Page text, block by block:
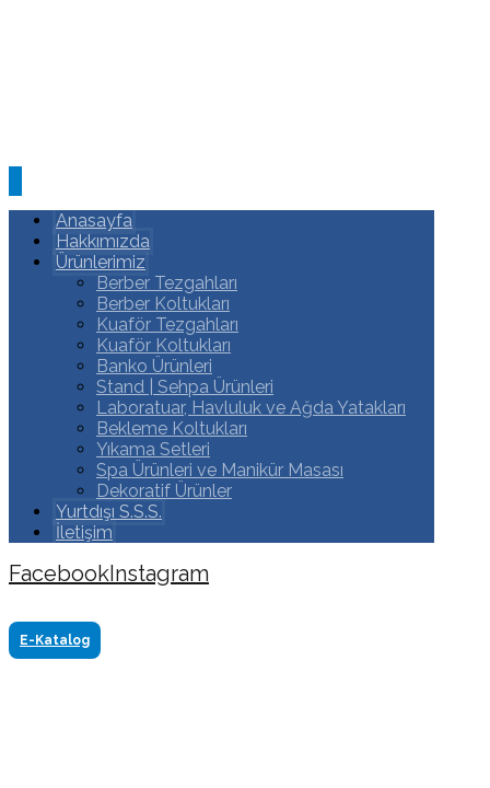
Anasayfa
Hakkımızda
Ürünlerimiz
Berber Tezgahları
Berber Koltukları
Kuaför Tezgahları
Kuaför Koltukları
Banko Ürünleri
Stand | Sehpa Ürünleri
Laboratuar, Havluluk ve Ağda Yatakları
Bekleme Koltukları
Yıkama Setleri
Spa Ürünleri ve Manikür Masası
Dekoratif Ürünler
Yurtdışı S.S.S.
İletişim
FacebookInstagram
www.akasyareklam.com
E-Katalog